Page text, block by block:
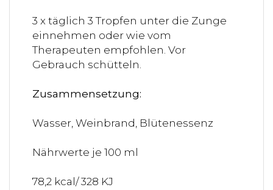
3 x täglich 3 Tropfen unter die Zunge
einnehmen oder wie vom
Therapeuten empfohlen. Vor
Gebrauch schütteln.
Zusammensetzung:
Wasser, Weinbrand, Blütenessenz
Nährwerte je 100 ml
78,2 kcal/ 328 KJ